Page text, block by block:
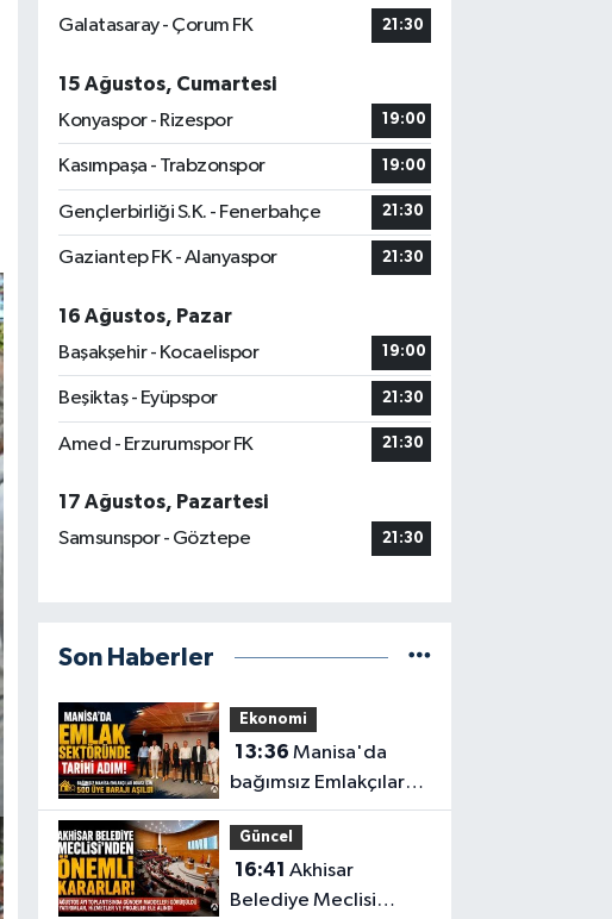
Galatasaray - Çorum FK
21:30
15 Ağustos, Cumartesi
Konyaspor - Rizespor
19:00
Kasımpaşa - Trabzonspor 19:00
Gençlerbirliği S.K. - Fenerbahçe 21:30
Gaziantep FK - Alanyaspor 21:30
16 Ağustos, Pazar
Başakşehir - Kocaelispor
19:00
Beşiktaş - Eyüpspor 21:30
Amed - Erzurumspor FK 21:30
17 Ağustos, Pazartesi
Samsunspor - Göztepe
21:30
Son Haberler
Ekonomi
13:36 Manisa'da
bağımsız Emlakçılar
Odası için 500 üye
barajı aşıldı
Güncel
16:41 Akhisar
Belediye Meclisi